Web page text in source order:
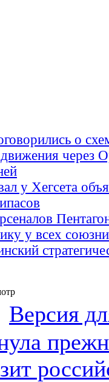
о
через
у Хегсета
у всех
Версия